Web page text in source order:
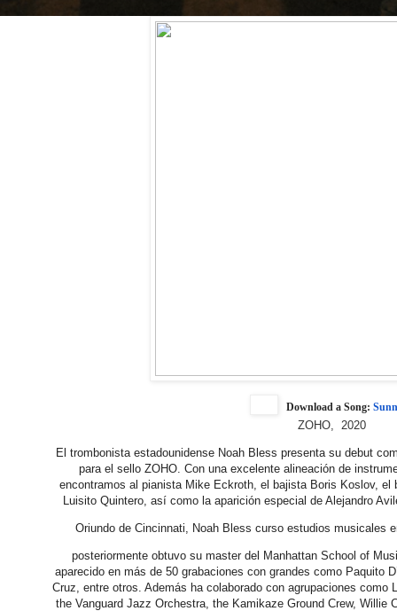
Download a Song:
ZOHO, 2020
El trombonista estadounidense Noah Bless presenta su debut
para el sello ZOHO. Con una excelente alineación de
encontramos al pianista Mike Eckroth, el bajista Boris Koslov,
Luisito Quintero, así como la aparición especial de Alejandro
Oriundo de Cincinnati, Noah Bless curso estudios musicales
posteriormente obtuvo su master del Manhattan School of
aparecido en más de 50 grabaciones con grandes como Paquito
Cruz, entre otros. Además ha colaborado con agrupaciones como
the Vanguard Jazz Orchestra, the Kamikaze Ground Crew, Willie